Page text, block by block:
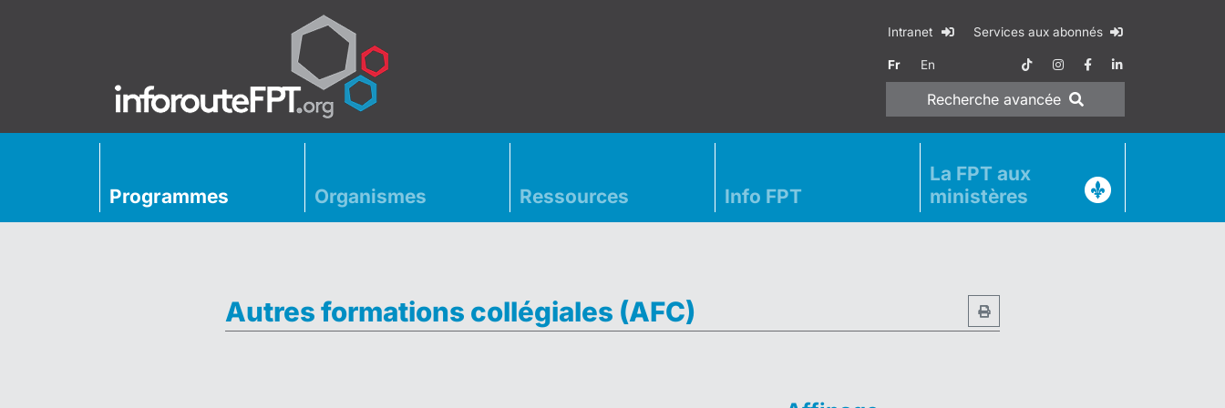
Intranet Services aux abonnés
Fr En
Recherche avancée
Programmes Organismes Ressources Info FPT
La FPT aux
ministères
Autres formations collégiales (AFC)